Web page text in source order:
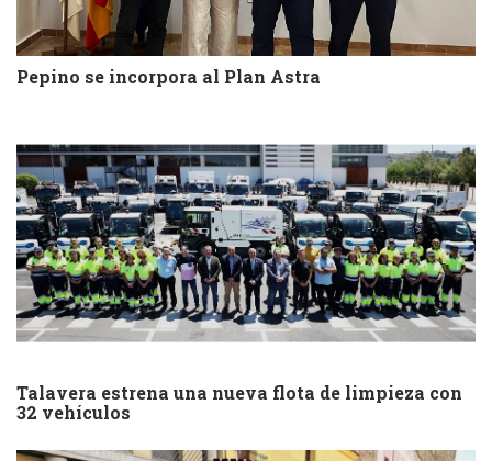
Pepino se incorpora al Plan Astra
Talavera estrena una nueva flota de limpieza con
32 vehículos